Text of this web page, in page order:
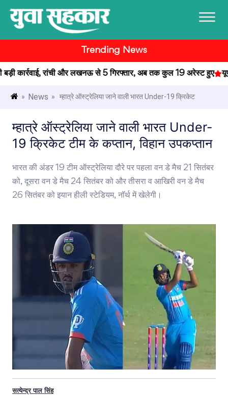
Trending News
कार्रवाई, रांची और लखनऊ से 5 गिरफ्तार, अब तक कुल 19 अरेस्ट हुए यूपी
» News » म्हात्रे ऑस्ट्रेलिया जाने वाली भारत Under-19 क्रिकेट
म्हात्रे ऑस्ट्रेलिया जाने वाली भारत Under-
19 क्रिकेट टीम के कप्तान, विहान उपकप्तान
भारत की अंडर 19 टीम ऑस्ट्रेलिया दौरे पर पहला वन डे मैच 21 सितंबर
को, दूसरा वन डे मैच 24 सितंबर को और तीसरा व आखिरी वन डे मैच
26 सितंबर को इयान हीली स्टेडियम, नॉर्थ में खेलेगी।
सत्येन्द्र पाल सिंह